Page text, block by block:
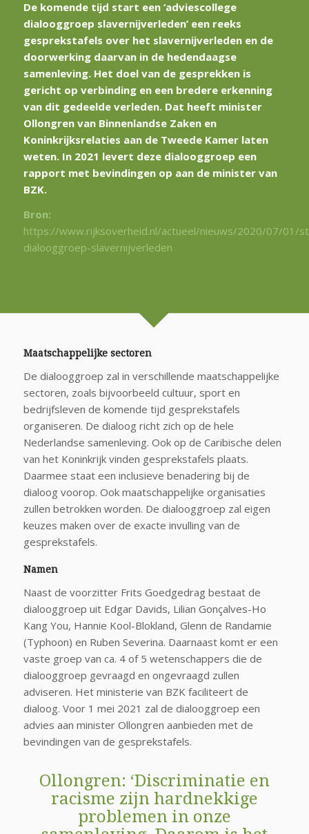
De komende tijd start een ‘adviescollege
dialooggroep slavernijverleden’ een reeks
gesprekstafels over het slavernijverleden en de
doorwerking daarvan in de hedendaagse
samenleving. Het doel van de gesprekken is
gericht op verbinding en een bredere erkenning
van dit gedeelde verleden. Dat heeft minister
Ollongren van Binnenlandse Zaken en
Koninkrijksrelaties aan de Tweede Kamer laten
weten. In 2021 levert deze dialooggroep een
rapport met bevindingen op aan de minister van
BZK.
Bron:
https://www.rijksoverheid.nl/actueel/nieuws/2020/07/01/
dialooggroep-slavernijverleden
Maatschappelijke sectoren
De dialooggroep zal in verschillende maatschappelijke
sectoren, zoals bijvoorbeeld cultuur, sport en
bedrijfsleven de komende tijd gesprekstafels
organiseren. De dialoog richt zich op de hele
Nederlandse samenleving. Ook op de Caribische delen
van het Koninkrijk vinden gesprekstafels plaats.
Daarmee staat een inclusieve benadering bij de
dialoog voorop. Ook maatschappelijke organisaties
zullen betrokken worden. De dialooggroep zal eigen
keuzes maken over de exacte invulling van de
gesprekstafels.
Namen
Naast de voorzitter Frits Goedgedrag bestaat de
dialooggroep uit Edgar Davids, Lilian Gonçalves-Ho
Kang You, Hannie Kool-Blokland, Glenn de Randamie
(Typhoon) en Ruben Severina. Daarnaast komt er een
vaste groep van ca. 4 of 5 wetenschappers die de
dialooggroep gevraagd en ongevraagd zullen
adviseren. Het ministerie van BZK faciliteert de
dialoog. Voor 1 mei 2021 zal de dialooggroep een
advies aan minister Ollongren aanbieden met de
bevindingen van de gesprekstafels.
Ollongren: ‘Discriminatie en
racisme zijn hardnekkige
problemen in onze